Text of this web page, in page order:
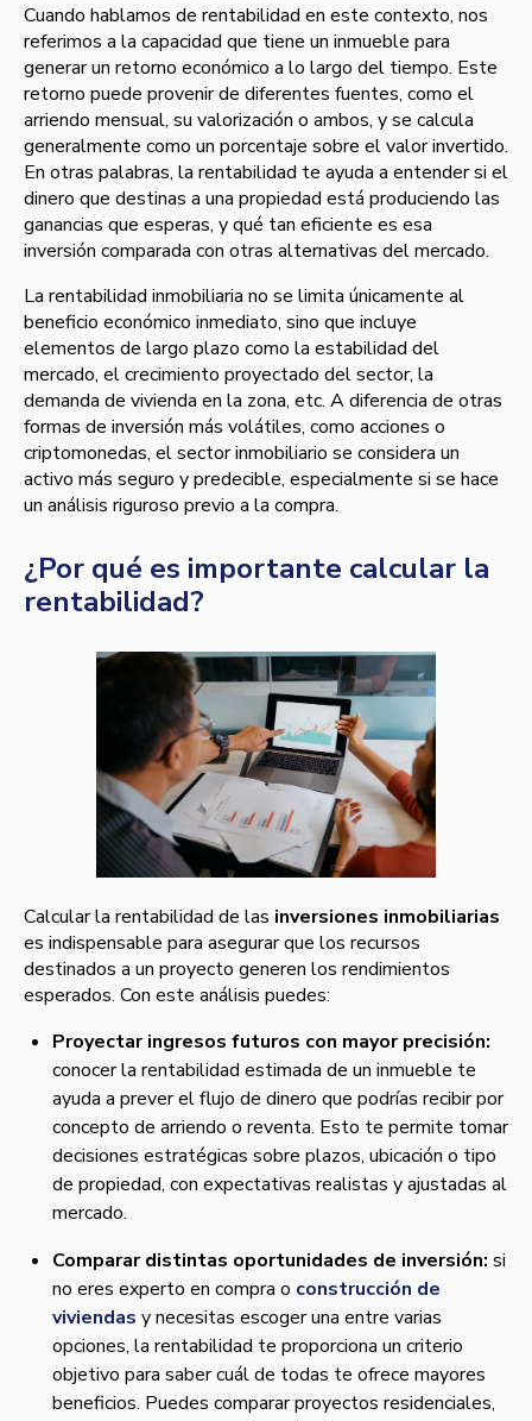
Cuando hablamos de rentabilidad en este contexto, nos
referimos a la capacidad que tiene un inmueble para
generar un retorno económico a lo largo del tiempo. Este
retorno puede provenir de diferentes fuentes, como el
arriendo mensual, su valorización o ambos, y se calcula
generalmente como un porcentaje sobre el valor invertido.
En otras palabras, la rentabilidad te ayuda a entender si el
dinero que destinas a una propiedad está produciendo las
ganancias que esperas, y qué tan eficiente es esa
inversión comparada con otras alternativas del mercado.
La rentabilidad inmobiliaria no se limita únicamente al
beneficio económico inmediato, sino que incluye
elementos de largo plazo como la estabilidad del
mercado, el crecimiento proyectado del sector, la
demanda de vivienda en la zona, etc. A diferencia de otras
formas de inversión más volátiles, como acciones o
criptomonedas, el sector inmobiliario se considera un
activo más seguro y predecible, especialmente si se hace
un análisis riguroso previo a la compra.
¿Por qué es importante calcular la
rentabilidad?
Calcular la rentabilidad de las inversiones inmobiliarias
es indispensable para asegurar que los recursos
destinados a un proyecto generen los rendimientos
esperados. Con este análisis puedes:
Proyectar ingresos futuros con mayor precisión:
conocer la rentabilidad estimada de un inmueble te
ayuda a prever el flujo de dinero que podrías recibir por
concepto de arriendo o reventa. Esto te permite tomar
decisiones estratégicas sobre plazos, ubicación o tipo
de propiedad, con expectativas realistas y ajustadas al
mercado.
Comparar distintas oportunidades de inversión: si
no eres experto en compra o construcción de
viviendas y necesitas escoger una entre varias
opciones, la rentabilidad te proporciona un criterio
objetivo para saber cuál de todas te ofrece mayores
beneficios. Puedes comparar proyectos residenciales,